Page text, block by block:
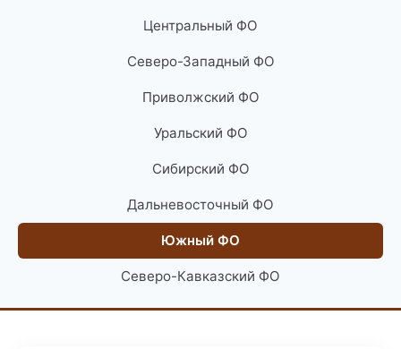
Центральный ФО
Северо-Западный ФО
Приволжский ФО
Уральский ФО
Сибирский ФО
Дальневосточный ФО
Южный ФО
Северо-Кавказский ФО